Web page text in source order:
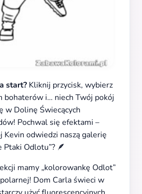
start? Kliknij przycisk, wybierz
bohaterów i… niech Twój pokój
w Dolinę Świecących
Pochwal się efektami –
Kevin odwiedzi naszą galerię
Ptaki Odlotu”? 🪶
mamy „kolorowankę Odlot”
Dom Carla świeci w